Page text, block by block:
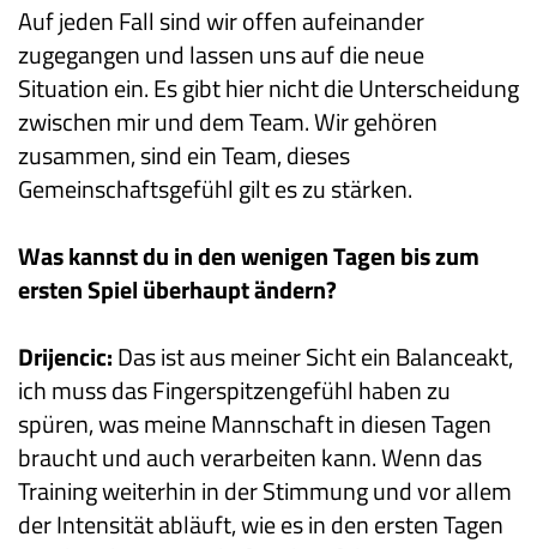
Auf jeden Fall sind wir offen aufeinander
zugegangen und lassen uns auf die neue
Situation ein. Es gibt hier nicht die Unterscheidung
zwischen mir und dem Team. Wir gehören
zusammen, sind ein Team, dieses
Gemeinschaftsgefühl gilt es zu stärken.
Was kannst du in den wenigen Tagen bis zum
ersten Spiel überhaupt ändern?
Drijencic:Das ist aus meiner Sicht ein Balanceakt,
ich muss das Fingerspitzengefühl haben zu
spüren, was meine Mannschaft in diesen Tagen
braucht und auch verarbeiten kann. Wenn das
Training weiterhin in der Stimmung und vor allem
der Intensität abläuft, wie es in den ersten Tagen